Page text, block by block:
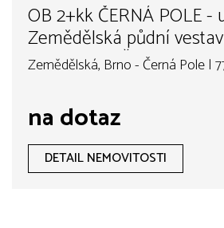
OB 2+kk ČERNÁ POLE -
Zemědělská půdní
- 2+kk - 2+1 Řečkovice,
Zemědělská, Brno - Černá Pole |
na dotaz
DETAIL NEMOVITOSTI